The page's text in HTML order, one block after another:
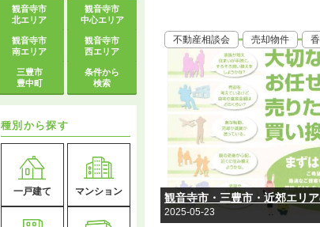
不動産相談会 売却物件
2025-05-23
観音寺市
北エリア
観音寺市
中心エリア
観音寺市
南エリア
観音寺市
西エリア
三豊市
豊中町
条件から
検索
種別から探す
一戸建て マンション